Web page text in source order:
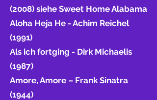
(2008) siehe Sweet Home Alabama
Aloha Heja He - Achim Reichel
(1991)
Als ich fortging - Dirk Michaelis
(1987)
Amore, Amore – Frank Sinatra
(1944)